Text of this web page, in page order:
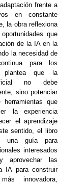
frente a
en constante
la obra reflexiona
que
de la IA en la
la necesidad de
para los
plantea que la
no debe
sino potenciar
que
la experiencia
el aprendizaje
sentido, el libro
una guía para
interesados
aprovechar las
IA para construir
innovadora,